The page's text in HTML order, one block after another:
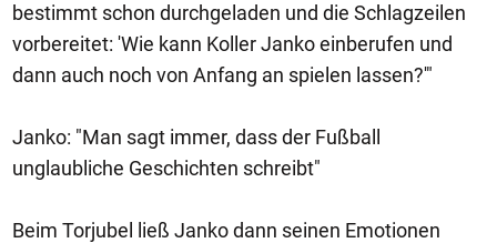
bestimmt schon durchgeladen und die Schlagzeilen
vorbereitet: 'Wie kann Koller Janko einberufen und
dann auch noch von Anfang an spielen lassen?'"
Janko: "Man sagt immer, dass der Fußball
unglaubliche Geschichten schreibt"
Beim Torjubel ließ Janko dann seinen Emotionen